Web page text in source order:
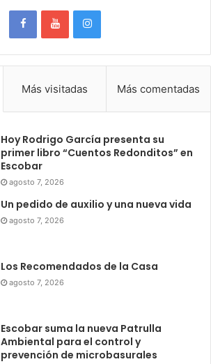
Más visitadas Más comentadas
Hoy Rodrigo García presenta su
primer libro “Cuentos Redonditos” en
Escobar
agosto 7, 2026
Un pedido de auxilio y una nueva vida
agosto 7, 2026
Los Recomendados de la Casa
agosto 7, 2026
Escobar suma la nueva Patrulla
Ambiental para el control y
prevención de microbasurales